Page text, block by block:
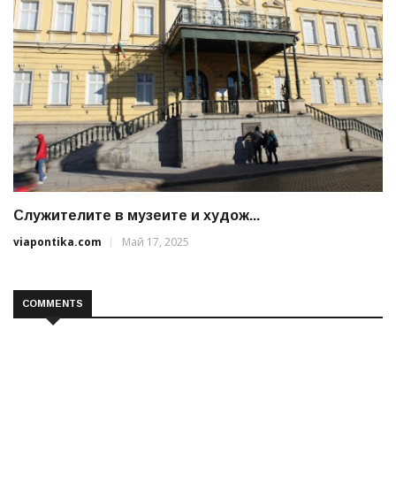
Служителите в музеите и худож...
viapontika.com
Май 17, 2025
COMMENTS